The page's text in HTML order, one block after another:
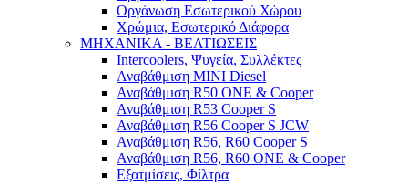
Οργάνωση Εσωτερικού Χώρου
Χρώμια, Εσωτερικό Διάφορα
ΜΗΧΑΝΙΚΑ - ΒΕΛΤΙΩΣΕΙΣ
Intercoolers, Ψυγεία, Συλλέκτες
Αναβάθμιση MINI Diesel
Αναβάθμιση R50 ONE & Cooper
Αναβάθμιση R53 Cooper S
Αναβάθμιση R56 Cooper S JCW
Αναβάθμιση R56, R60 Cooper S
Αναβάθμιση R56, R60 ONE & Cooper
Εξατμίσεις, Φίλτρα